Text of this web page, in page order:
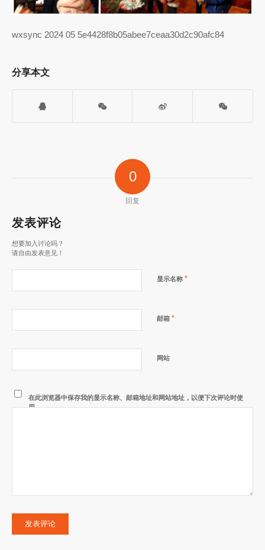
wxsync 2024 05 5e4428f8b05abee7ceaa30d2c90afc84
分享本文
0
回复
发表评论
想要加入讨论吗？
请自由发表意见！
显示名称 *
邮箱 *
网站
在此浏览器中保存我的显示名称、邮箱地址和网站地址，以便下次评论时使
用。